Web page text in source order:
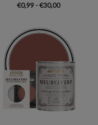
€0,99 - €30,00